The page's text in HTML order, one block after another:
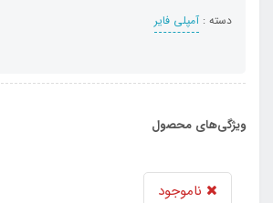
دسته : آمپلی فایر
ویژگی‌های محصول
ناموجود